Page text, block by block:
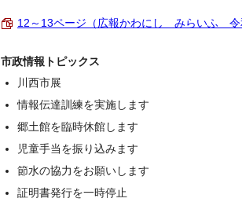
12～13ページ（広報かわにし みらいふ 令
市政情報トピックス
川西市展
情報伝達訓練を実施します
郷土館を臨時休館します
児童手当を振り込みます
節水の協力をお願いします
証明書発行を一時停止